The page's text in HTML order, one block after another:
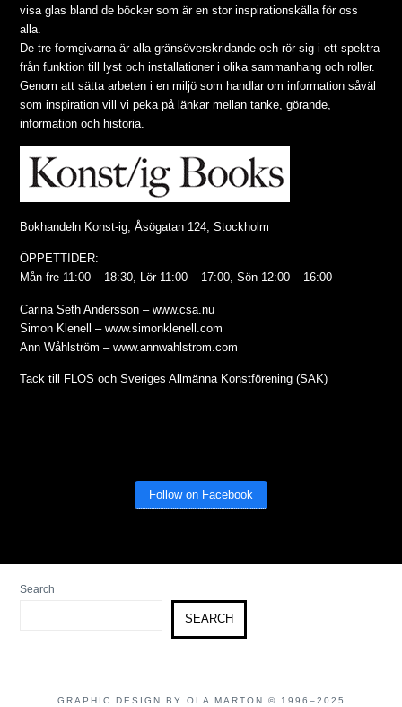
visa glas bland de böcker som är en stor inspirationskälla för oss
alla.
De tre formgivarna är alla gränsöverskridande och rör sig i ett spektra
från funktion till lyst och installationer i olika sammanhang och roller.
Genom att sätta arbeten i en miljö som handlar om information såväl
som inspiration vill vi peka på länkar mellan tanke, görande,
information och historia.
Bokhandeln Konst-ig, Åsögatan 124, Stockholm
ÖPPETTIDER:
Mån-fre 11:00 – 18:30, Lör 11:00 – 17:00, Sön 12:00 – 16:00
Carina Seth Andersson – www.csa.nu
Simon Klenell – www.simonklenell.com
Ann Wåhlström – www.annwahlstrom.com
Tack till FLOS och Sveriges Allmänna Konstförening (SAK)
Follow on Facebook
Search
SEARCH
GRAPHIC DESIGN BY OLA MARTON © 1996–2025